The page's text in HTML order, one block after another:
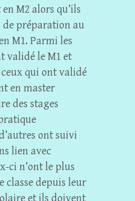
M2 alors qu’ils
de préparation au
M1. Parmi les
validé le M1 et
qui ont validé
en master
des stages
ont suivi
lien avec
ci n’ont le plus
classe depuis leur
et ils doivent